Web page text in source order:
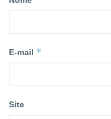
E-mail *
Site